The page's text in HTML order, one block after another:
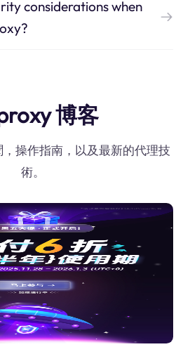
considerations when
博客
操作指南，以及最新的代理技
術。